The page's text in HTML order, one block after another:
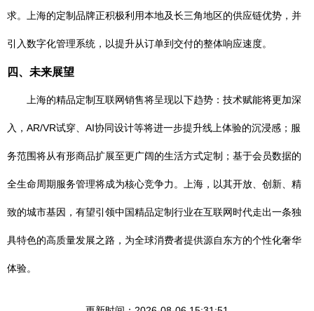
求。上海的定制品牌正积极利用本地及长三角地区的供应链优势，并
引入数字化管理系统，以提升从订单到交付的整体响应速度。
四、未来展望
上海的精品定制互联网销售将呈现以下趋势：技术赋能将更加深
入，AR/VR试穿、AI协同设计等将进一步提升线上体验的沉浸感；服
务范围将从有形商品扩展至更广阔的生活方式定制；基于会员数据的
全生命周期服务管理将成为核心竞争力。上海，以其开放、创新、精
致的城市基因，有望引领中国精品定制行业在互联网时代走出一条独
具特色的高质量发展之路，为全球消费者提供源自东方的个性化奢华
体验。